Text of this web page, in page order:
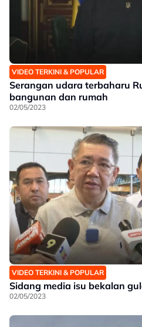
VIDEO TERKINI & POPULAR
Serangan udara terbaharu
bangunan dan rumah
02/05/2023
VIDEO TERKINI & POPULAR
Sidang media isu bekalan
02/05/2023